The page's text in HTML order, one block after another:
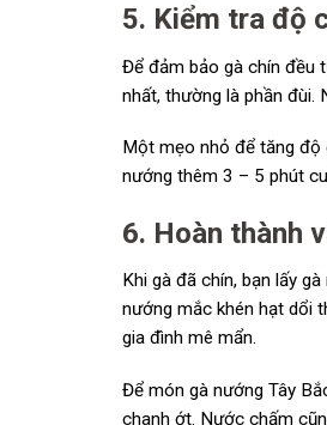
5. Kiểm tra độ
Để đảm bảo gà chín đều
nhất, thường là phần đùi.
Một mẹo nhỏ để tăng độ
nướng thêm 3 – 5 phút
6. Hoàn thành
Khi gà đã chín, bạn lấy
nướng mắc khén hạt dổi
gia đình mê mẩn.
Để món gà nướng Tây
chanh ớt. Nước chấm